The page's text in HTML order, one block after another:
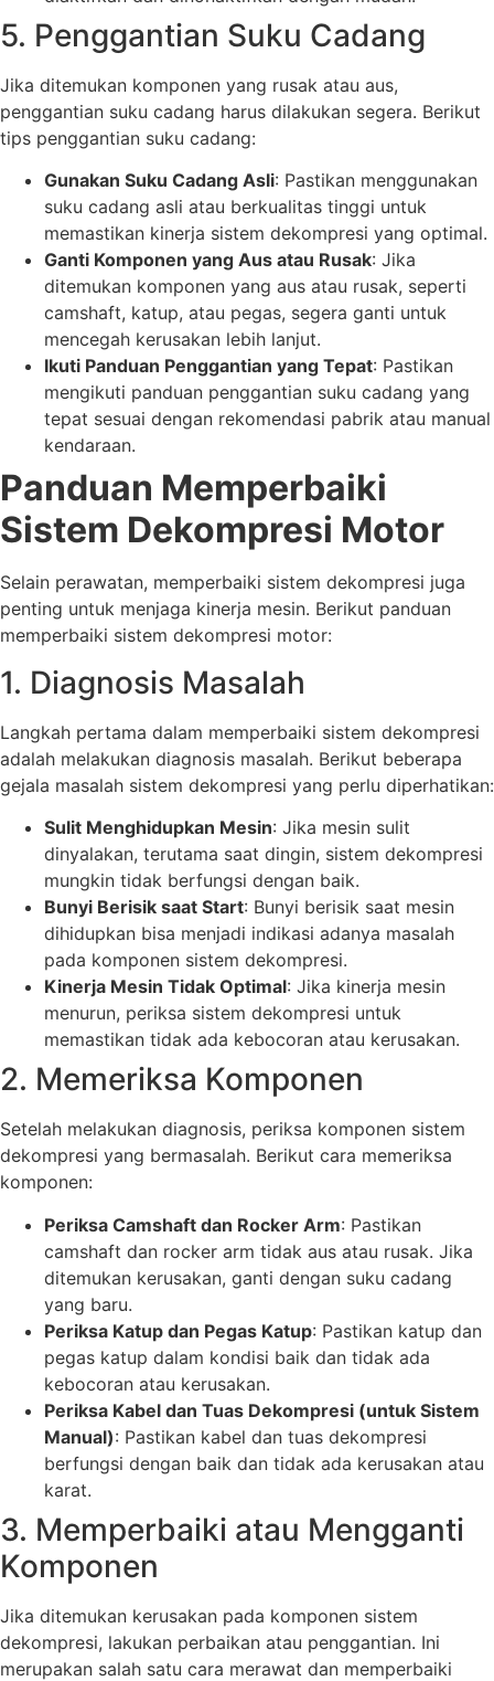
5. Penggantian Suku Cadang
Jika ditemukan komponen yang rusak atau aus,
penggantian suku cadang harus dilakukan segera. Berikut
tips penggantian suku cadang:
Gunakan Suku Cadang Asli: Pastikan menggunakan
suku cadang asli atau berkualitas tinggi untuk
memastikan kinerja sistem dekompresi yang optimal.
Ganti Komponen yang Aus atau Rusak: Jika
ditemukan komponen yang aus atau rusak, seperti
camshaft, katup, atau pegas, segera ganti untuk
mencegah kerusakan lebih lanjut.
Ikuti Panduan Penggantian yang Tepat: Pastikan
mengikuti panduan penggantian suku cadang yang
tepat sesuai dengan rekomendasi pabrik atau manual
kendaraan.
Panduan Memperbaiki
Sistem Dekompresi Motor
Selain perawatan, memperbaiki sistem dekompresi juga
penting untuk menjaga kinerja mesin. Berikut panduan
memperbaiki sistem dekompresi motor:
1. Diagnosis Masalah
Langkah pertama dalam memperbaiki sistem dekompresi
adalah melakukan diagnosis masalah. Berikut beberapa
gejala masalah sistem dekompresi yang perlu diperhatikan:
Sulit Menghidupkan Mesin: Jika mesin sulit
dinyalakan, terutama saat dingin, sistem dekompresi
mungkin tidak berfungsi dengan baik.
Bunyi Berisik saat Start: Bunyi berisik saat mesin
dihidupkan bisa menjadi indikasi adanya masalah
pada komponen sistem dekompresi.
Kinerja Mesin Tidak Optimal: Jika kinerja mesin
menurun, periksa sistem dekompresi untuk
memastikan tidak ada kebocoran atau kerusakan.
2. Memeriksa Komponen
Setelah melakukan diagnosis, periksa komponen sistem
dekompresi yang bermasalah. Berikut cara memeriksa
komponen:
Periksa Camshaft dan Rocker Arm: Pastikan
camshaft dan rocker arm tidak aus atau rusak. Jika
ditemukan kerusakan, ganti dengan suku cadang
yang baru.
Periksa Katup dan Pegas Katup: Pastikan katup dan
pegas katup dalam kondisi baik dan tidak ada
kebocoran atau kerusakan.
Periksa Kabel dan Tuas Dekompresi (untuk Sistem
Manual): Pastikan kabel dan tuas dekompresi
berfungsi dengan baik dan tidak ada kerusakan atau
karat.
3. Memperbaiki atau Mengganti
Komponen
Jika ditemukan kerusakan pada komponen sistem
dekompresi, lakukan perbaikan atau penggantian. Ini
merupakan salah satu cara merawat dan memperbaiki